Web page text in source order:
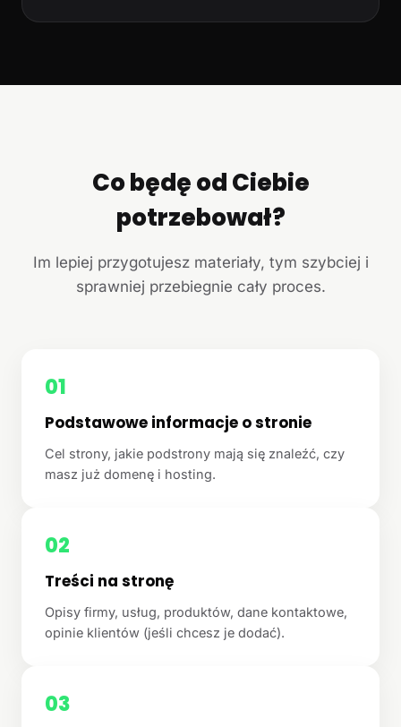
Co będę od Ciebie
potrzebował?
Im lepiej przygotujesz materiały, tym szybciej i
sprawniej przebiegnie cały proces.
01
Podstawowe informacje o stronie
Cel strony, jakie podstrony mają się znaleźć, czy
masz już domenę i hosting.
02
Treści na stronę
Opisy firmy, usług, produktów, dane kontaktowe,
opinie klientów (jeśli chcesz je dodać).
03